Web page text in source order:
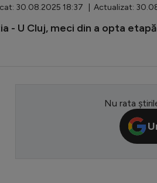
30.08.2025 18:37 | Actualizat:
- U Cluj, meci din a opta
Nu rata